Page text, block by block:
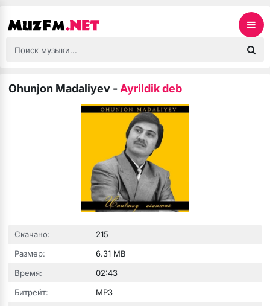
Ohunjon Madaliyev - Ayrildik deb
Скачано:
215
Размер:
6.31 MB
Время:
02:43
Битрейт:
MP3